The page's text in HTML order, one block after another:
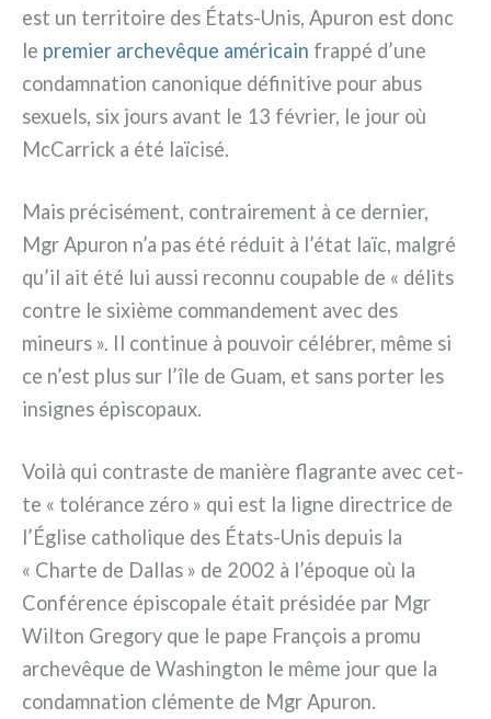
est un ter­ri­toi­re des États-Unis, Apuron est donc
le pre­mier arche­vê­que amé­ri­cain frap­pé d’une
con­dam­na­tion cano­ni­que défi­ni­ti­ve pour abus
sexuels, six jours avant le 13 février, le jour où
McCarrick a été laï­ci­sé.
Mais pré­ci­sé­ment, con­trai­re­ment à ce der­nier,
Mgr Apuron n’a pas été réduit à l’état laïc, mal­gré
qu’il ait été lui aus­si recon­nu cou­pa­ble de « déli­ts
con­tre le sixiè­me com­man­de­ment avec des
mineurs ». Il con­ti­nue à pou­voir célé­brer, même si
ce n’est plus sur l’île de Guam, et sans por­ter les
insi­gnes épi­sco­paux.
Voilà qui con­tra­ste de maniè­re fla­gran­te avec cet­
te « tolé­ran­ce zéro » qui est la ligne direc­tri­ce de
l’Église catho­li­que des États-Unis depuis la
« Charte de Dallas » de 2002 à l’époque où la
Conférence épi­sco­pa­le était pré­si­dée par Mgr
Wilton Gregory que le pape François a pro­mu
arche­vê­que de Washington le même jour que la
con­dam­na­tion clé­men­te de Mgr Apuron.